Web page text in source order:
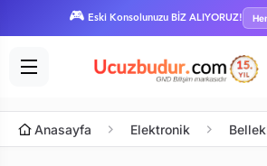
🎮 Eski Konsolunuzu BİZ ALIYORUZ!
Anasayfa Elektronik